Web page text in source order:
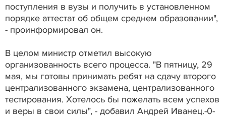
поступления в вузы и получить в установленном
порядке аттестат об общем среднем образовании",
- проинформировал он.
В целом министр отметил высокую
организованность всего процесса. "В пятницу, 29
мая, мы готовы принимать ребят на сдачу второго
централизованного экзамена, централизованного
тестирования. Хотелось бы пожелать всем успехов
и веры в свои силы", - добавил Андрей Иванец.-0-